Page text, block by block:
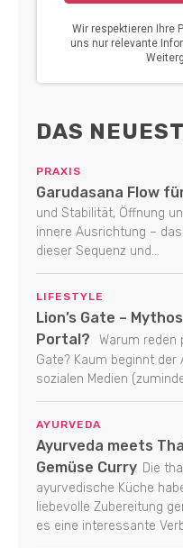
DAS
PRAXIS
Garudasana Flow
und Stabilität, Öffnung
innere Ausrichtung –
dieser Sequenz und...
LIFESTYLE
Lion’s Gate –
Portal?
Warum reden
Gate? Kaum beginnt
sozialen Medien
AYURVEDA
Ayurveda meets
Gemüse Curry Die
ayurvedische Küche
liebevolle Zubereitung
es eine interessante